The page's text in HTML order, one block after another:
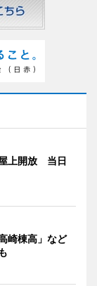
上開放 当日
崎棟高」など